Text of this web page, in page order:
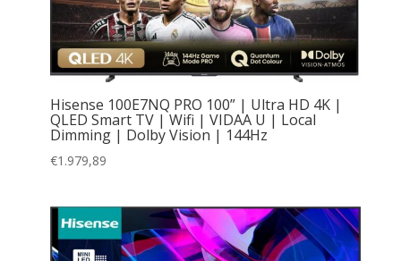
Hisense 100E7NQ PRO 100” | Ultra HD 4K |
QLED Smart TV | Wifi | VIDAA U | Local
Dimming | Dolby Vision | 144Hz
€1.979,89